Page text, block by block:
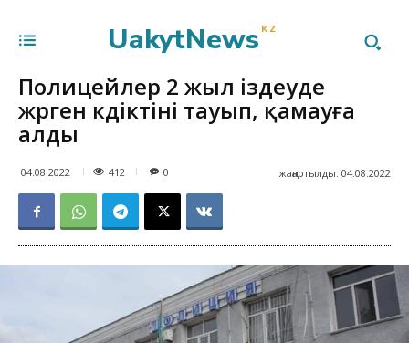
UakytNews KZ
Полицейлер 2 жыл іздеуде
жүрген күдіктіні тауып, қамауға
алды
04.08.2022 412 жаңартылды: 04.08.2022
0